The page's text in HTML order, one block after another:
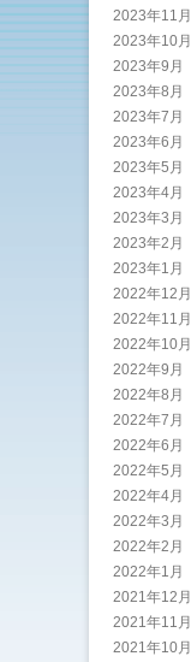
2023年11月
2023年10月
2023年9月
2023年8月
2023年7月
2023年6月
2023年5月
2023年4月
2023年3月
2023年2月
2023年1月
2022年12月
2022年11月
2022年10月
2022年9月
2022年8月
2022年7月
2022年6月
2022年5月
2022年4月
2022年3月
2022年2月
2022年1月
2021年12月
2021年11月
2021年10月